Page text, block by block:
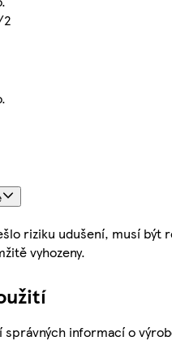
2
riziku udušení, musí být
vyhozeny.
správných informací o